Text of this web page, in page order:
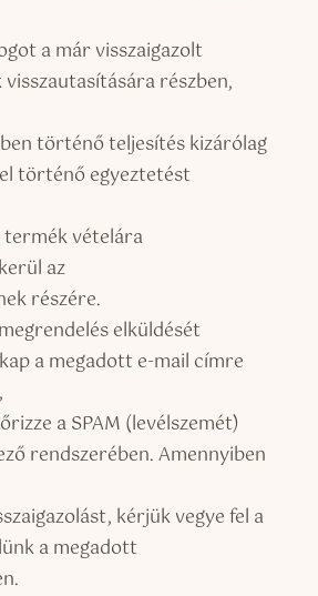
a már visszaigazolt
részben,
történő teljesítés kizárólag
történő egyeztetést
vételára
az
részére.
elküldését
a megadott e-mail címre
a SPAM (levélszemét)
rendszerében. Amennyiben
kérjük vegye fel a
a megadott